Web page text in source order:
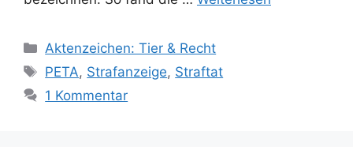
K
a
e
Aktenzeichen: Tier & Recht
S
c
PETA, Strafanzeige, Straftat
1 Kommentar